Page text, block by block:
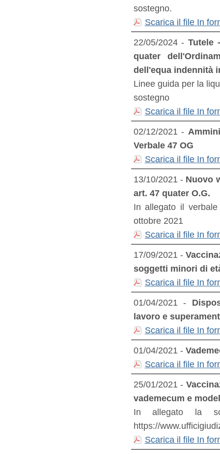
sostegno.
Scarica il file In
22/05/2024 - Tutele
quater
dell'equa indennità
Linee guida per la
sostegno
Scarica il file In
02/12/2021 -
Verbale 47 OG
Scarica il file In
13/10/2021 - Nuovo
art. 47 quater O.G.
In allegato il
ottobre 2021
Scarica il file In
17/09/2021 -
soggetti minori di
Scarica il file In
01/04/2021 -
lavoro e
Scarica il file In
01/04/2021 -
Scarica il file In
25/01/2021 -
vademecum e
In allegato la
https://
Scarica il file In